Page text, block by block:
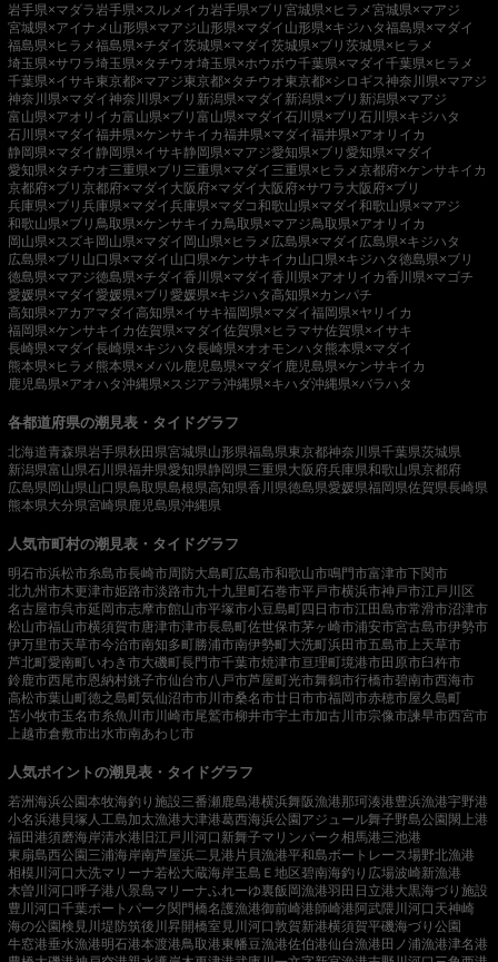
岩手県×マダラ 岩手県×スルメイカ 岩手県×ブリ 宮城県×ヒラメ宮城県×マアジ
宮城県×アイナメ 山形県×マアジ山形県×マダイ 山形県×キジハタ福島県×マダイ
福島県×ヒラメ福島県×チダイ茨城県×マダイ茨城県×ブリ 茨城県×ヒラメ
埼玉県×サワラ埼玉県×タチウオ埼玉県×ホウボウ千葉県×マダイ千葉県×ヒラメ
千葉県×イサキ東京都×マアジ東京都×タチウオ東京都×シロギス神奈川県×マアジ
神奈川県×マダイ神奈川県×ブリ 新潟県×マダイ 新潟県×ブリ 新潟県×マアジ
富山県×アオリイカ富山県×ブリ 富山県×マダイ石川県×ブリ 石川県×キジハタ
石川県×マダイ福井県×ケンサキイカ福井県×マダイ福井県×アオリイカ
静岡県×マダイ静岡県×イサキ静岡県×マアジ愛知県×ブリ 愛知県×マダイ
愛知県×タチウオ三重県×ブリ 三重県×マダイ 三重県×ヒラメ京都府×ケンサキイカ
京都府×ブリ 京都府×マダイ 大阪府×マダイ 大阪府×サワラ 大阪府×ブリ
兵庫県×ブリ 兵庫県×マダイ兵庫県×マダコ和歌山県×マダイ和歌山県×マアジ
和歌山県×ブリ 鳥取県×ケンサキイカ 鳥取県×マアジ鳥取県×アオリイカ
岡山県×スズキ岡山県×マダイ 岡山県×ヒラメ 広島県×マダイ 広島県×キジハタ
広島県×ブリ 山口県×マダイ 山口県×ケンサキイカ 山口県×キジハタ徳島県×ブリ
徳島県×マアジ徳島県×チダイ香川県×マダイ香川県×アオリイカ香川県×マゴチ
愛媛県×マダイ愛媛県×ブリ 愛媛県×キジハタ高知県×カンパチ
高知県×アカアマダイ高知県×イサキ福岡県×マダイ福岡県×ヤリイカ
福岡県×ケンサキイカ佐賀県×マダイ佐賀県×ヒラマサ佐賀県×イサキ
長崎県×マダイ長崎県×キジハタ長崎県×オオモンハタ 熊本県×マダイ
熊本県×ヒラメ 熊本県×メバル鹿児島県×マダイ 鹿児島県×ケンサキイカ
鹿児島県×アオハタ沖縄県×スジアラ沖縄県×キハダ沖縄県×バラハタ
各都道府県の潮見表・タイドグラフ
北海道青森県岩手県秋田県宮城県山形県福島県東京都神奈川県千葉県茨城県
新潟県富山県石川県福井県愛知県静岡県三重県大阪府兵庫県和歌山県京都府
広島県岡山県山口県鳥取県島根県高知県香川県徳島県愛媛県福岡県佐賀県長崎県
熊本県大分県宮崎県 鹿児島県沖縄県
人気市町村の潮見表・タイドグラフ
明石市浜松市糸島市長崎市周防大島町広島市和歌山市鳴門市富津市下関市
北九州市木更津市姫路市淡路市九十九里町石巻市平戸市横浜市神戸市江戸川区
名古屋市呉市延岡市志摩市館山市平塚市小豆島町四日市市江田島市常滑市沼津市
松山市福山市横須賀市唐津市津市長島町佐世保市茅ヶ崎市浦安市宮古島市伊勢市
伊万里市天草市今治市南知多町勝浦市南伊勢町大洗町浜田市五島市 上天草市
芦北町愛南町いわき市大磯町長門市千葉市焼津市亘理町境港市田原市臼杵市
鈴鹿市西尾市恩納村銚子市仙台市八戸市芦屋町光市舞鶴市行橋市碧南市西海市
高松市葉山町徳之島町気仙沼市市川市桑名市廿日市市福岡市赤穂市屋久島町
苫小牧市玉名市糸魚川市 川崎市尾鷲市柳井市宇土市加古川市宗像市諫早市西宮市
上越市倉敷市出水市南あわじ市
人気ポイントの潮見表・タイドグラフ
若洲海浜公園本牧海釣り施設三番瀬 鹿島港横浜舞阪漁港那珂湊港豊浜漁港宇野港
小名浜港 貝塚人工島加太漁港大津港葛西海浜公園アジュール舞子野島公園閖上港
福田港須磨海岸清水港 旧江戸川河口 新舞子マリンパーク相馬港三池港
東扇島西公園三浦海岸南芦屋浜二見港 片貝漁港平和島ボートレース場野北漁港
相模川河口 大洗マリーナ若松大蔵海岸玉島Ｅ地区碧南海釣り広場波崎新漁港
木曽川河口呼子港 八景島マリーナふれーゆ裏飯岡漁港羽田 日立港大黒海づり施設
豊川河口千葉ポートパーク関門橋名護漁港御前崎港師崎港阿武隈川河口 天神崎
海の公園検見川堤防筑後川昇開橋室見川河口敦賀新港横須賀平磯海づり公園
牛窓港垂水漁港明石港本渡港鳥取港東幡豆漁港佐伯港仙台漁港田ノ浦漁港津名港